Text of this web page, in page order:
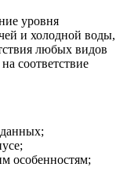
уровня
и холодной воды,
любых видов
соответствие
особенностям;